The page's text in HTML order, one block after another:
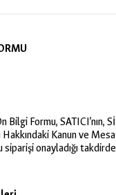
Bilgi Formu, SATICI’nın,
Kanun ve
siparişi onayladığı